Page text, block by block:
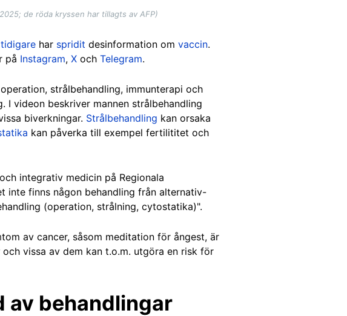
de röda kryssen har tillagts av AFP)
tidigare har spridit desinformation om vaccin.
på Instagram, X och Telegram.
strålbehandling, immunterapi och
I videon beskriver mannen strålbehandling
biverkningar. Strålbehandling kan orsaka
kan påverka till exempel fertilititet och
integrativ medicin på Regionala
inte finns någon behandling från alternativ-
(operation, strålning, cytostatika)".
av cancer, såsom meditation för ångest, är
vissa av dem kan t.o.m. utgöra en risk för
av behandlingar